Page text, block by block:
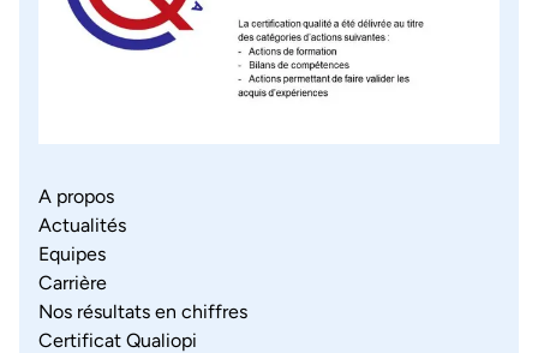
A propos
Actualités
Equipes
Carrière
Nos résultats en chiffres
Certificat Qualiopi